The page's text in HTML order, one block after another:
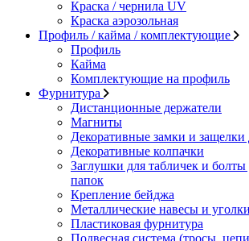
Краска / чернила UV
Краска аэрозольная
Профиль / кайма / комплектующие
Профиль
Кайма
Комплектующие на профиль
Фурнитура
Дистанционные держатели
Магниты
Декоративные замки и защелки
Декоративные колпачки
Заглушки для табличек и болты
папок
Крепление бейджа
Металлические навесы и уголки
Пластиковая фурнитура
Подвесная система (тросы,